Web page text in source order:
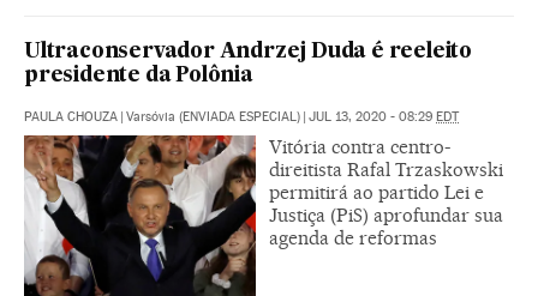
Ultraconservador Andrzej Duda é reeleito
presidente da Polônia
PAULA CHOUZA Varsóvia (ENVIADA ESPECIAL) JUL 13, 2020 - 08:29 EDT
Vitória contra centro-
direitista Rafal Trzaskowski
permitirá ao partido Lei e
Justiça (PiS) aprofundar sua
agenda de reformas